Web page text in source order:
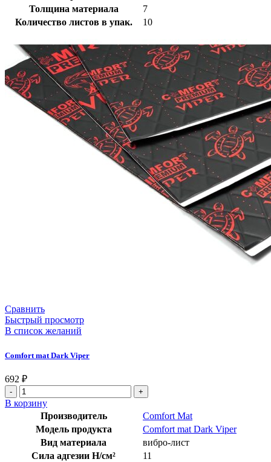
Толщина материала
7
Количество листов в упак.
10
Сравнить
Быстрый просмотр
В список желаний
Comfort mat Dark Viper
692 ₽
В корзину
Производитель
Comfort Mat
Модель продукта
Comfort mat Dark Viper
Вид материала
вибро-лист
Сила адгезии Н/см²
11